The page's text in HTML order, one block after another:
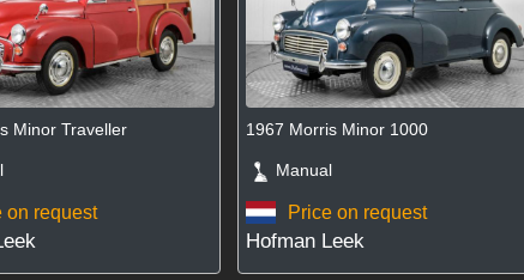
Minor Traveller
on request
1967 Morris Minor 1000
Manual
Price on request
Hofman Leek